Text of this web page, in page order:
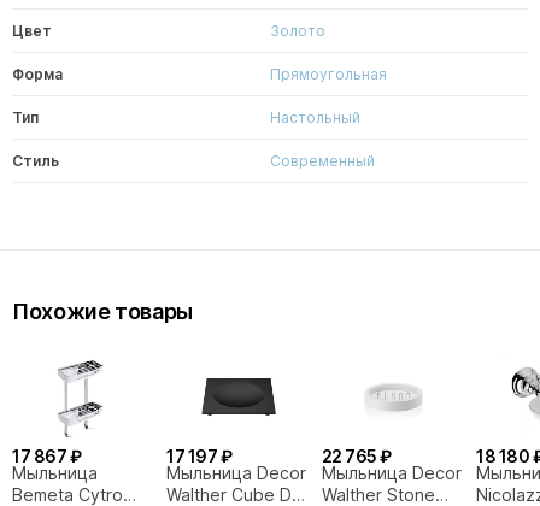
Цвет Золото
Форма Прямоугольная
Тип Настольный
Стиль Современный
Похожие товары
17 867 ₽
Мыльница
Bemeta Cytro
17 197 ₽
Мыльница Decor
Walther Cube DW
22 765 ₽
Мыльница Decor
Walther Stone
18 180